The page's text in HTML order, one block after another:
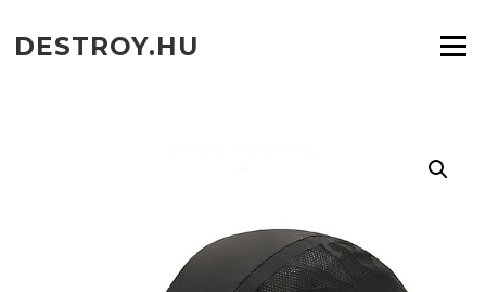
tartalomra
DESTROY.HU Menü